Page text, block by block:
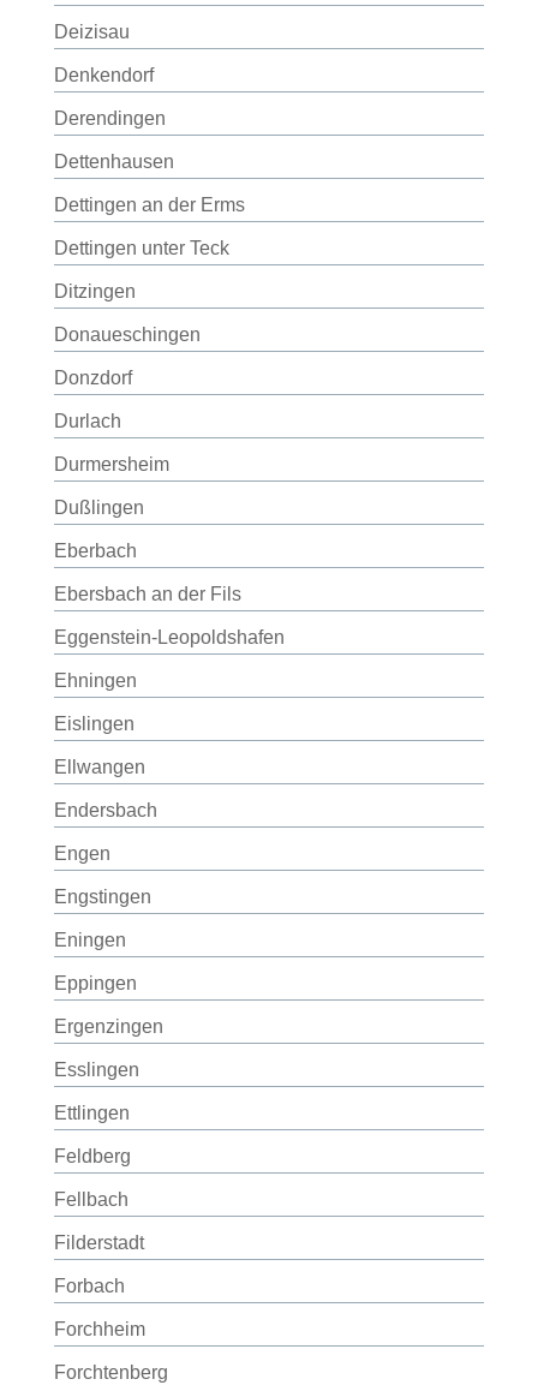
Deizisau
Denkendorf
Derendingen
Dettenhausen
Dettingen an der Erms
Dettingen unter Teck
Ditzingen
Donaueschingen
Donzdorf
Durlach
Durmersheim
Dußlingen
Eberbach
Ebersbach an der Fils
Eggenstein-Leopoldshafen
Ehningen
Eislingen
Ellwangen
Endersbach
Engen
Engstingen
Eningen
Eppingen
Ergenzingen
Esslingen
Ettlingen
Feldberg
Fellbach
Filderstadt
Forbach
Forchheim
Forchtenberg